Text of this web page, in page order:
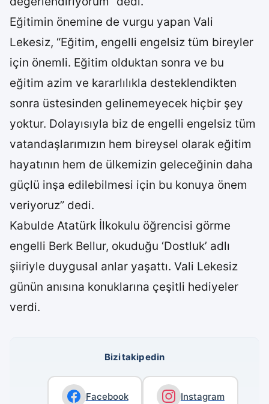
Eğitimin önemine de vurgu yapan Vali
Lekesiz, “Eğitim, engelli engelsiz tüm bireyler
için önemli. Eğitim olduktan sonra ve bu
eğitim azim ve kararlılıkla desteklendikten
sonra üstesinden gelinemeyecek hiçbir şey
yoktur. Dolayısıyla biz de engelli engelsiz tüm
vatandaşlarımızın hem bireysel olarak eğitim
hayatının hem de ülkemizin geleceğinin daha
güçlü inşa edilebilmesi için bu konuya önem
veriyoruz” dedi.
Kabulde Atatürk İlkokulu öğrencisi görme
engelli Berk Bellur, okuduğu ‘Dostluk’ adlı
şiiriyle duygusal anlar yaşattı. Vali Lekesiz
günün anısına konuklarına çeşitli hediyeler
verdi.
Bizi takip edin
Facebook Instagram